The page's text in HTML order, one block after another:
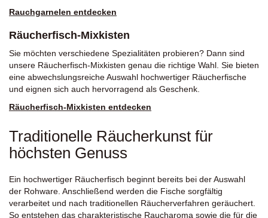
Rauchgarnelen entdecken
Räucherfisch-Mixkisten
Sie möchten verschiedene Spezialitäten probieren? Dann sind
unsere Räucherfisch-Mixkisten genau die richtige Wahl. Sie bieten
eine abwechslungsreiche Auswahl hochwertiger Räucherfische
und eignen sich auch hervorragend als Geschenk.
Räucherfisch-Mixkisten entdecken
Traditionelle Räucherkunst für
höchsten Genuss
Ein hochwertiger Räucherfisch beginnt bereits bei der Auswahl
der Rohware. Anschließend werden die Fische sorgfältig
verarbeitet und nach traditionellen Räucherverfahren geräuchert.
So entstehen das charakteristische Raucharoma sowie die für die